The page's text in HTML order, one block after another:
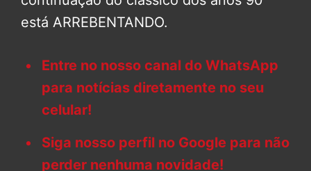
está ARREBENTANDO.
Entre no nosso canal do WhatsApp
para notícias diretamente no seu
celular!
Siga nosso perfil no Google para não
perder nenhuma novidade!